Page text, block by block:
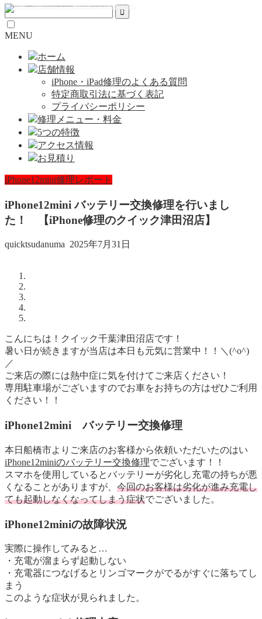
MENU
ホーム
店舗情報
iPhone・iPad修理のよくある質問
特定商取引法に基づく表記
プライバシーポリシー
修理メニュー・料金
5つの特徴
アクセス情報
お見積り
iPhone12mini修理レポート
iPhone12mini バッテリー交換修理を行いまし
た！ 【iPhone修理のクイック津田沼店】
quicktsudanuma 2025年7月31日
こんにちは！クイック千葉津田沼店です！
暑い日が続きますが当店は本日も元気に営業中！！＼(^o^)
／
ご来店の際には熱中症に気を付けてご来店ください！
専用駐車場がございますのでお車をお持ちの方はぜひご利用
ください！！
iPhone12mini バッテリー交換修理
本日船橋市よりご来店のお客様から依頼いただいたのはい
iPhone12miniのバッテリー交換修理でございます！！
スマホを使用しているとバッテリーが劣化し充電の持ちが悪
くなることがありますが、 今回のお客様は劣化が進み充電し
ても起動しなくなってしまう症状でございました。
iPhone12miniの故障状況
実際に操作してみると…
・充電が溜まらず起動しない
・充電器につなげるとリンゴマークがでるがすぐに落ちてし
まう
このような症状が見られました。